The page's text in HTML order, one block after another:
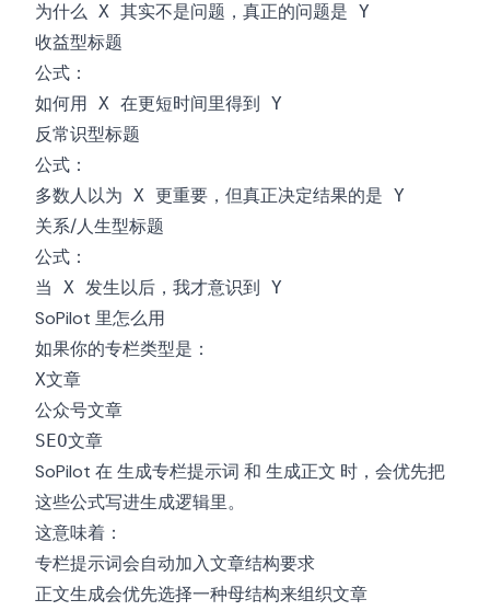
为什么 X 其实不是问题，真正的问题是 Y
收益型标题
公式：
如何用 X 在更短时间里得到 Y
反常识型标题
公式：
多数人以为 X 更重要，但真正决定结果的是 Y
关系/人生型标题
公式：
当 X 发生以后，我才意识到 Y
SoPilot 里怎么用
如果你的专栏类型是：
X文章
公众号文章
SEO文章
SoPilot 在 生成专栏提示词 和 生成正文 时，会优先把
这些公式写进生成逻辑里。
这意味着：
专栏提示词会自动加入文章结构要求
正文生成会优先选择一种母结构来组织文章